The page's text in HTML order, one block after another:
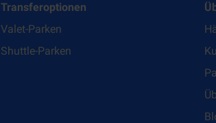
Transferoptionen
Valet-Parken
Shuttle-Parken